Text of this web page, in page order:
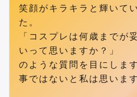
笑顔がキラキラと輝いて
た。
「コスプレは何歳までが
いって思いますか？」
のような質問を目にしま
事ではないと私は思います